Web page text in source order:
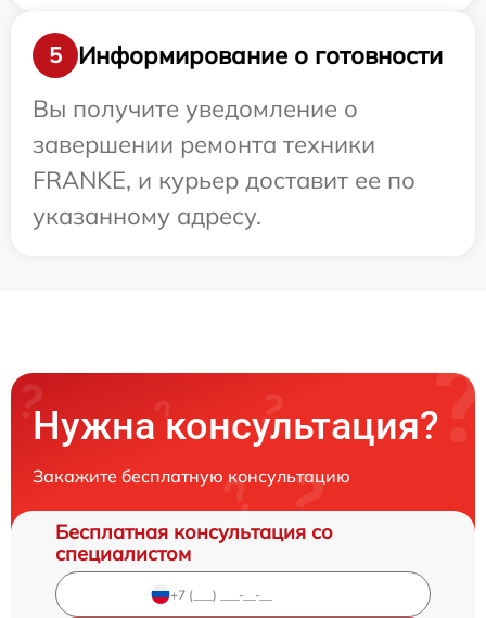
5
Информирование о готовности
Вы получите уведомление о
завершении ремонта техники
FRANKE, и курьер доставит ее по
указанному адресу.
Нужна консультация?
Закажите бесплатную консультацию
Бесплатная консультация со
специалистом